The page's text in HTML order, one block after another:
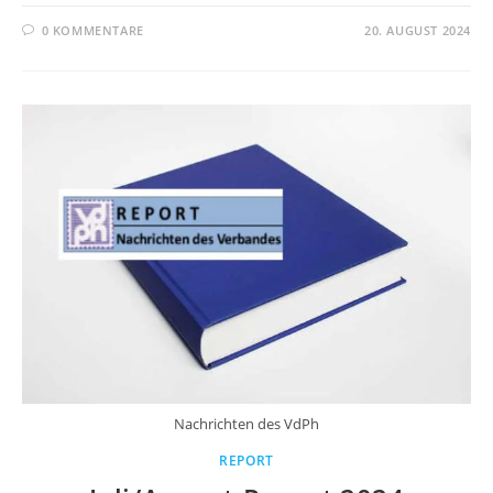
0 KOMMENTARE 20. AUGUST 2024
Nachrichten des VdPh
REPORT